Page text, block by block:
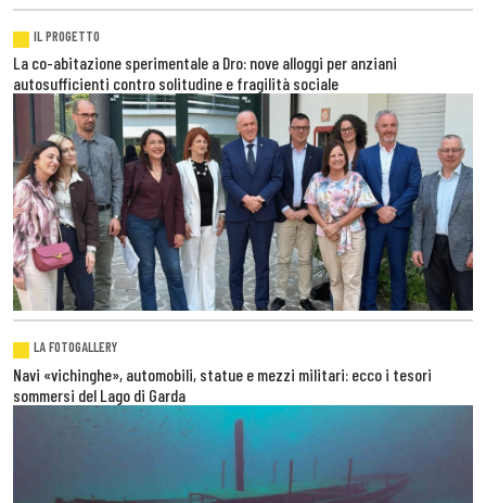
IL PROGETTO
La co-abitazione sperimentale a Dro: nove alloggi per anziani
autosufficienti contro solitudine e fragilità sociale
LA FOTOGALLERY
Navi «vichinghe», automobili, statue e mezzi militari: ecco i tesori
sommersi del Lago di Garda